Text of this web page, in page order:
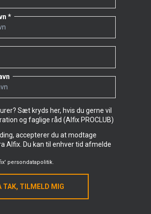
Sæt kryds her, hvis du gerne vil
og faglige råd (Alfix PROCLUB)
accepterer du at modtage
Alfix. Du kan til enhver tid afmelde
persondatapolitik.
TAK, TILMELD MIG